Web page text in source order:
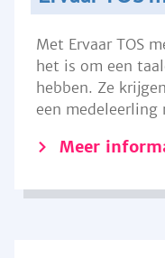
Met Ervaar TOS
het is om een
hebben. Ze
een medeleerling
Meer